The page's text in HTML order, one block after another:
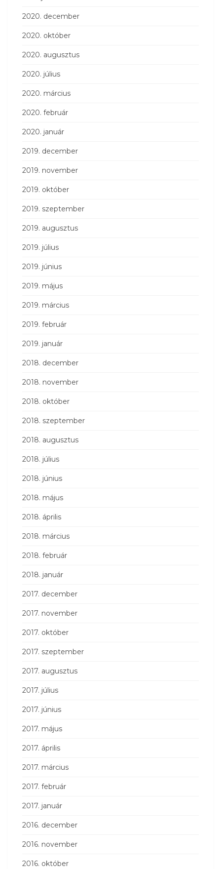
2020. december
2020. október
2020. augusztus
2020. július
2020. március
2020. február
2020. január
2019. december
2019. november
2019. október
2019. szeptember
2019. augusztus
2019. július
2019. június
2019. május
2019. március
2019. február
2019. január
2018. december
2018. november
2018. október
2018. szeptember
2018. augusztus
2018. július
2018. június
2018. május
2018. április
2018. március
2018. február
2018. január
2017. december
2017. november
2017. október
2017. szeptember
2017. augusztus
2017. július
2017. június
2017. május
2017. április
2017. március
2017. február
2017. január
2016. december
2016. november
2016. október